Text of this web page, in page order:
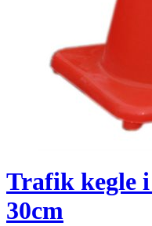
Trafik kegle
30cm